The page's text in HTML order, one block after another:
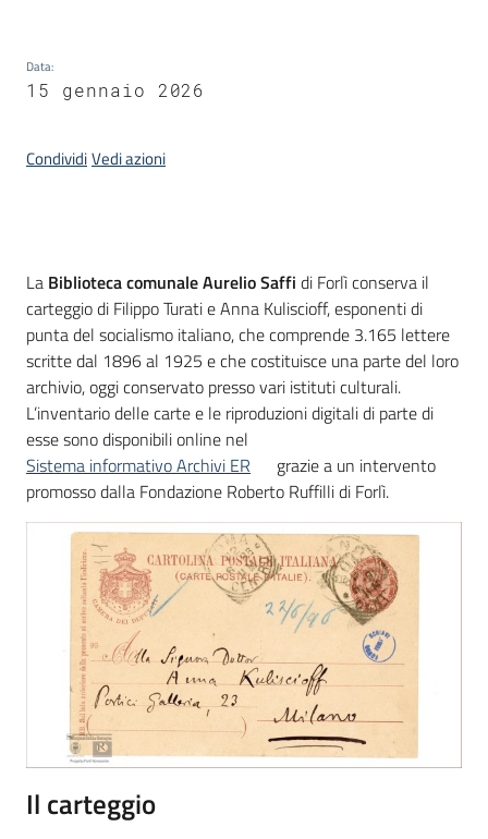
Giuseppe
Guglielmi
Data:
15 gennaio 2026
CondividiVedi azioni
Introduzione
La Biblioteca comunale Aurelio Saffi di Forlì conserva il
carteggio di Filippo Turati e Anna Kuliscioff, esponenti di
punta del socialismo italiano, che comprende 3.165 lettere
scritte dal 1896 al 1925 e che costituisce una parte del loro
archivio, oggi conservato presso vari istituti culturali.
L’inventario delle carte e le riproduzioni digitali di parte di
esse sono disponibili online nel
Sistema informativo Archivi ER
grazie a un intervento
promosso dalla Fondazione Roberto Ruffilli di Forlì.
Il carteggio